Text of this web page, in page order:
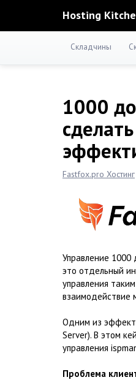
Hosting
Складчины
1000
Fastfox.pro Хостинг
Управление
это отдельный
управления
взаимодействие
Одним из
Server). В этом
управления
Проблема